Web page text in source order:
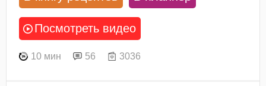
Посмотреть видео
10 мин 56 3036